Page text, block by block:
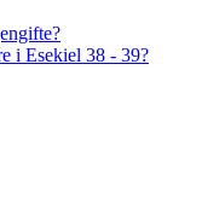
i Esekiel 38 - 39?